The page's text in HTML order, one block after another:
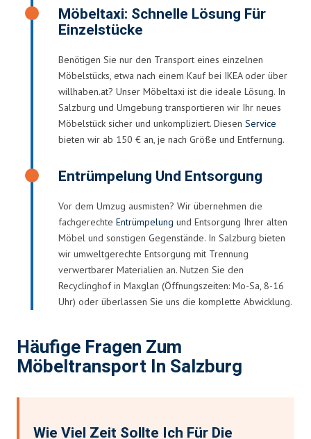
Möbeltaxi: Schnelle Lösung Für
Einzelstücke
Benötigen Sie nur den Transport eines einzelnen
Möbelstücks, etwa nach einem Kauf bei IKEA oder über
willhaben.at? Unser Möbeltaxi ist die ideale Lösung. In
Salzburg und Umgebung transportieren wir Ihr neues
Möbelstück sicher und unkompliziert. Diesen Service
bieten wir ab 150 € an, je nach Größe und Entfernung.
Entrümpelung Und Entsorgung
Vor dem Umzug ausmisten? Wir übernehmen die
fachgerechte Entrümpelung und Entsorgung Ihrer alten
Möbel und sonstigen Gegenstände. In Salzburg bieten
wir umweltgerechte Entsorgung mit Trennung
verwertbarer Materialien an. Nutzen Sie den
Recyclinghof in Maxglan (Öffnungszeiten: Mo-Sa, 8-16
Uhr) oder überlassen Sie uns die komplette Abwicklung.
Häufige Fragen Zum
Möbeltransport In Salzburg
Wie Viel Zeit Sollte Ich Für Die